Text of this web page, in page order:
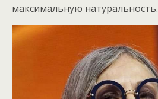
максимальную натуральность.